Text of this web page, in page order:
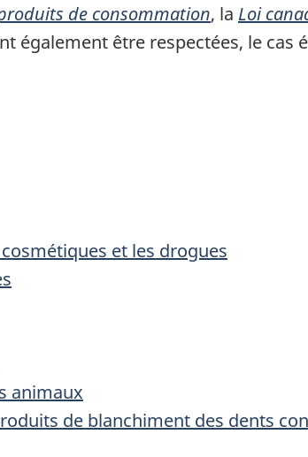
de consommation, la Loi
également être respectées, le cas
et les drogues
animaux
de blanchiment des dents